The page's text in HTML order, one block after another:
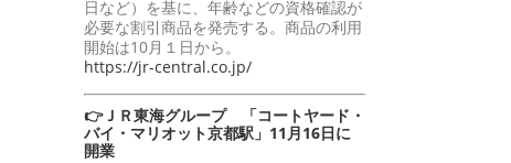
日など）を基に、年齢などの資格確認が
必要な割引商品を発売する。商品の利用
開始は10月１日から。
https://jr-central.co.jp/
👉ＪＲ東海グループ 「コートヤード・
バイ・マリオット京都駅」11月16日に
開業